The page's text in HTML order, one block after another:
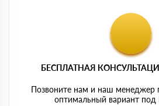
БЕСПЛАТНАЯ
Позвоните нам и наш менеджер
оптимальный вариант